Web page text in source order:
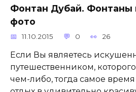
Фонтан Дубай. Фонтаны
фото
11.10.2015 0 26
Если Вы являетесь
путешественником,
чем-либо, тогда самое время